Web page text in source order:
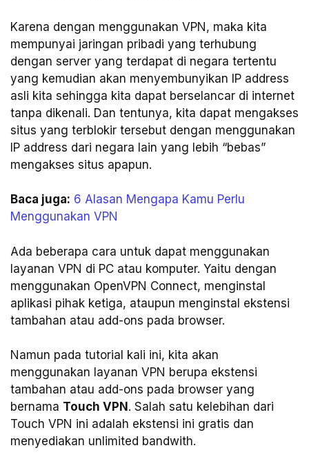
Karena dengan menggunakan VPN, maka kita
mempunyai jaringan pribadi yang terhubung
dengan server yang terdapat di negara tertentu
yang kemudian akan menyembunyikan IP address
asli kita sehingga kita dapat berselancar di internet
tanpa dikenali. Dan tentunya, kita dapat mengakses
situs yang terblokir tersebut dengan menggunakan
IP address dari negara lain yang lebih “bebas”
mengakses situs apapun.
Baca juga: 6 Alasan Mengapa Kamu Perlu
Menggunakan VPN
Ada beberapa cara untuk dapat menggunakan
layanan VPN di PC atau komputer. Yaitu dengan
menggunakan OpenVPN Connect, menginstal
aplikasi pihak ketiga, ataupun menginstal ekstensi
tambahan atau add-ons pada browser.
Namun pada tutorial kali ini, kita akan
menggunakan layanan VPN berupa ekstensi
tambahan atau add-ons pada browser yang
bernama Touch VPN . Salah satu kelebihan dari
Touch VPN ini adalah ekstensi ini gratis dan
menyediakan unlimited bandwith.